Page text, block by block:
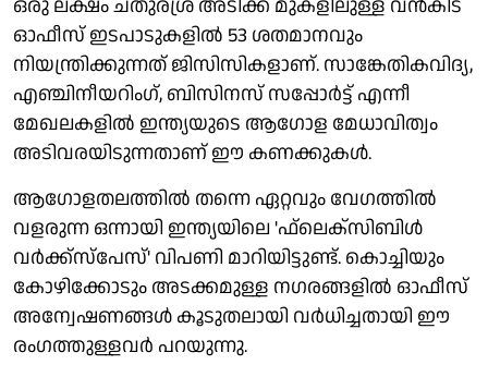
ഒരു ലക്ഷം ചതുരശ്ര അടിക്ക് മുകളിലുള്ള വന്‍കിട
ഓഫീസ് ഇടപാടുകളില്‍ 53 ശതമാനവും
നിയന്ത്രിക്കുന്നത് ജിസിസികളാണ്. സാങ്കേതികവിദ്യ,
എഞ്ചിനീയറിംഗ്, ബിസിനസ് സപ്പോര്‍ട്ട് എന്നീ
മേഖലകളില്‍ ഇന്ത്യയുടെ ആഗോള മേധാവിത്വം
അടിവരയിടുന്നതാണ് ഈ കണക്കുകള്‍.
ആഗോളതലത്തില്‍ തന്നെ ഏറ്റവും വേഗത്തില്‍
വളരുന്ന ഒന്നായി ഇന്ത്യയിലെ 'ഫ്‌ലെക്‌സിബിള്‍
വര്‍ക്ക്സ്പേസ്' വിപണി മാറിയിട്ടുണ്ട്. കൊച്ചിയും
കോഴിക്കോടും അടക്കമുള്ള നഗരങ്ങളില്‍ ഓഫീസ്
അന്വേഷണങ്ങള്‍ കൂടുതലായി വര്‍ധിച്ചതായി ഈ
രംഗത്തുള്ളവര്‍ പറയുന്നു.